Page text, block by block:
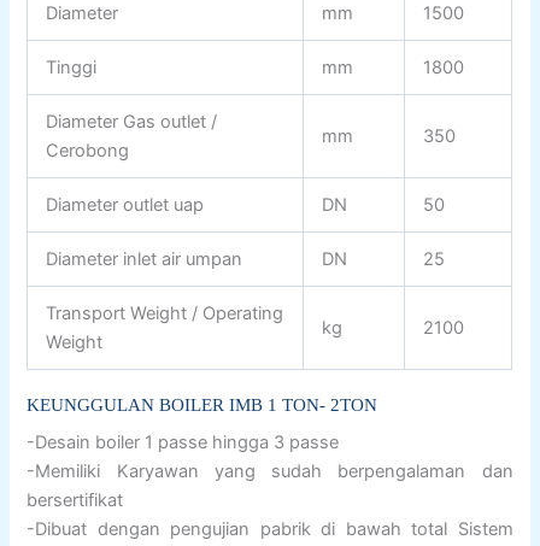
Diameter mm 1500
Tinggi mm 1800
Diameter Gas outlet /
Cerobong
mm 350
Diameter outlet uap DN 50
Diameter inlet air umpan DN 25
Transport Weight / Operating
Weight
kg 2100
KEUNGGULAN BOILER IMB 1 TON- 2TON
-Desain boiler 1 passe hingga 3 passe
-Memiliki Karyawan yang sudah berpengalaman dan
bersertifikat
-Dibuat dengan pengujian pabrik di bawah total Sistem